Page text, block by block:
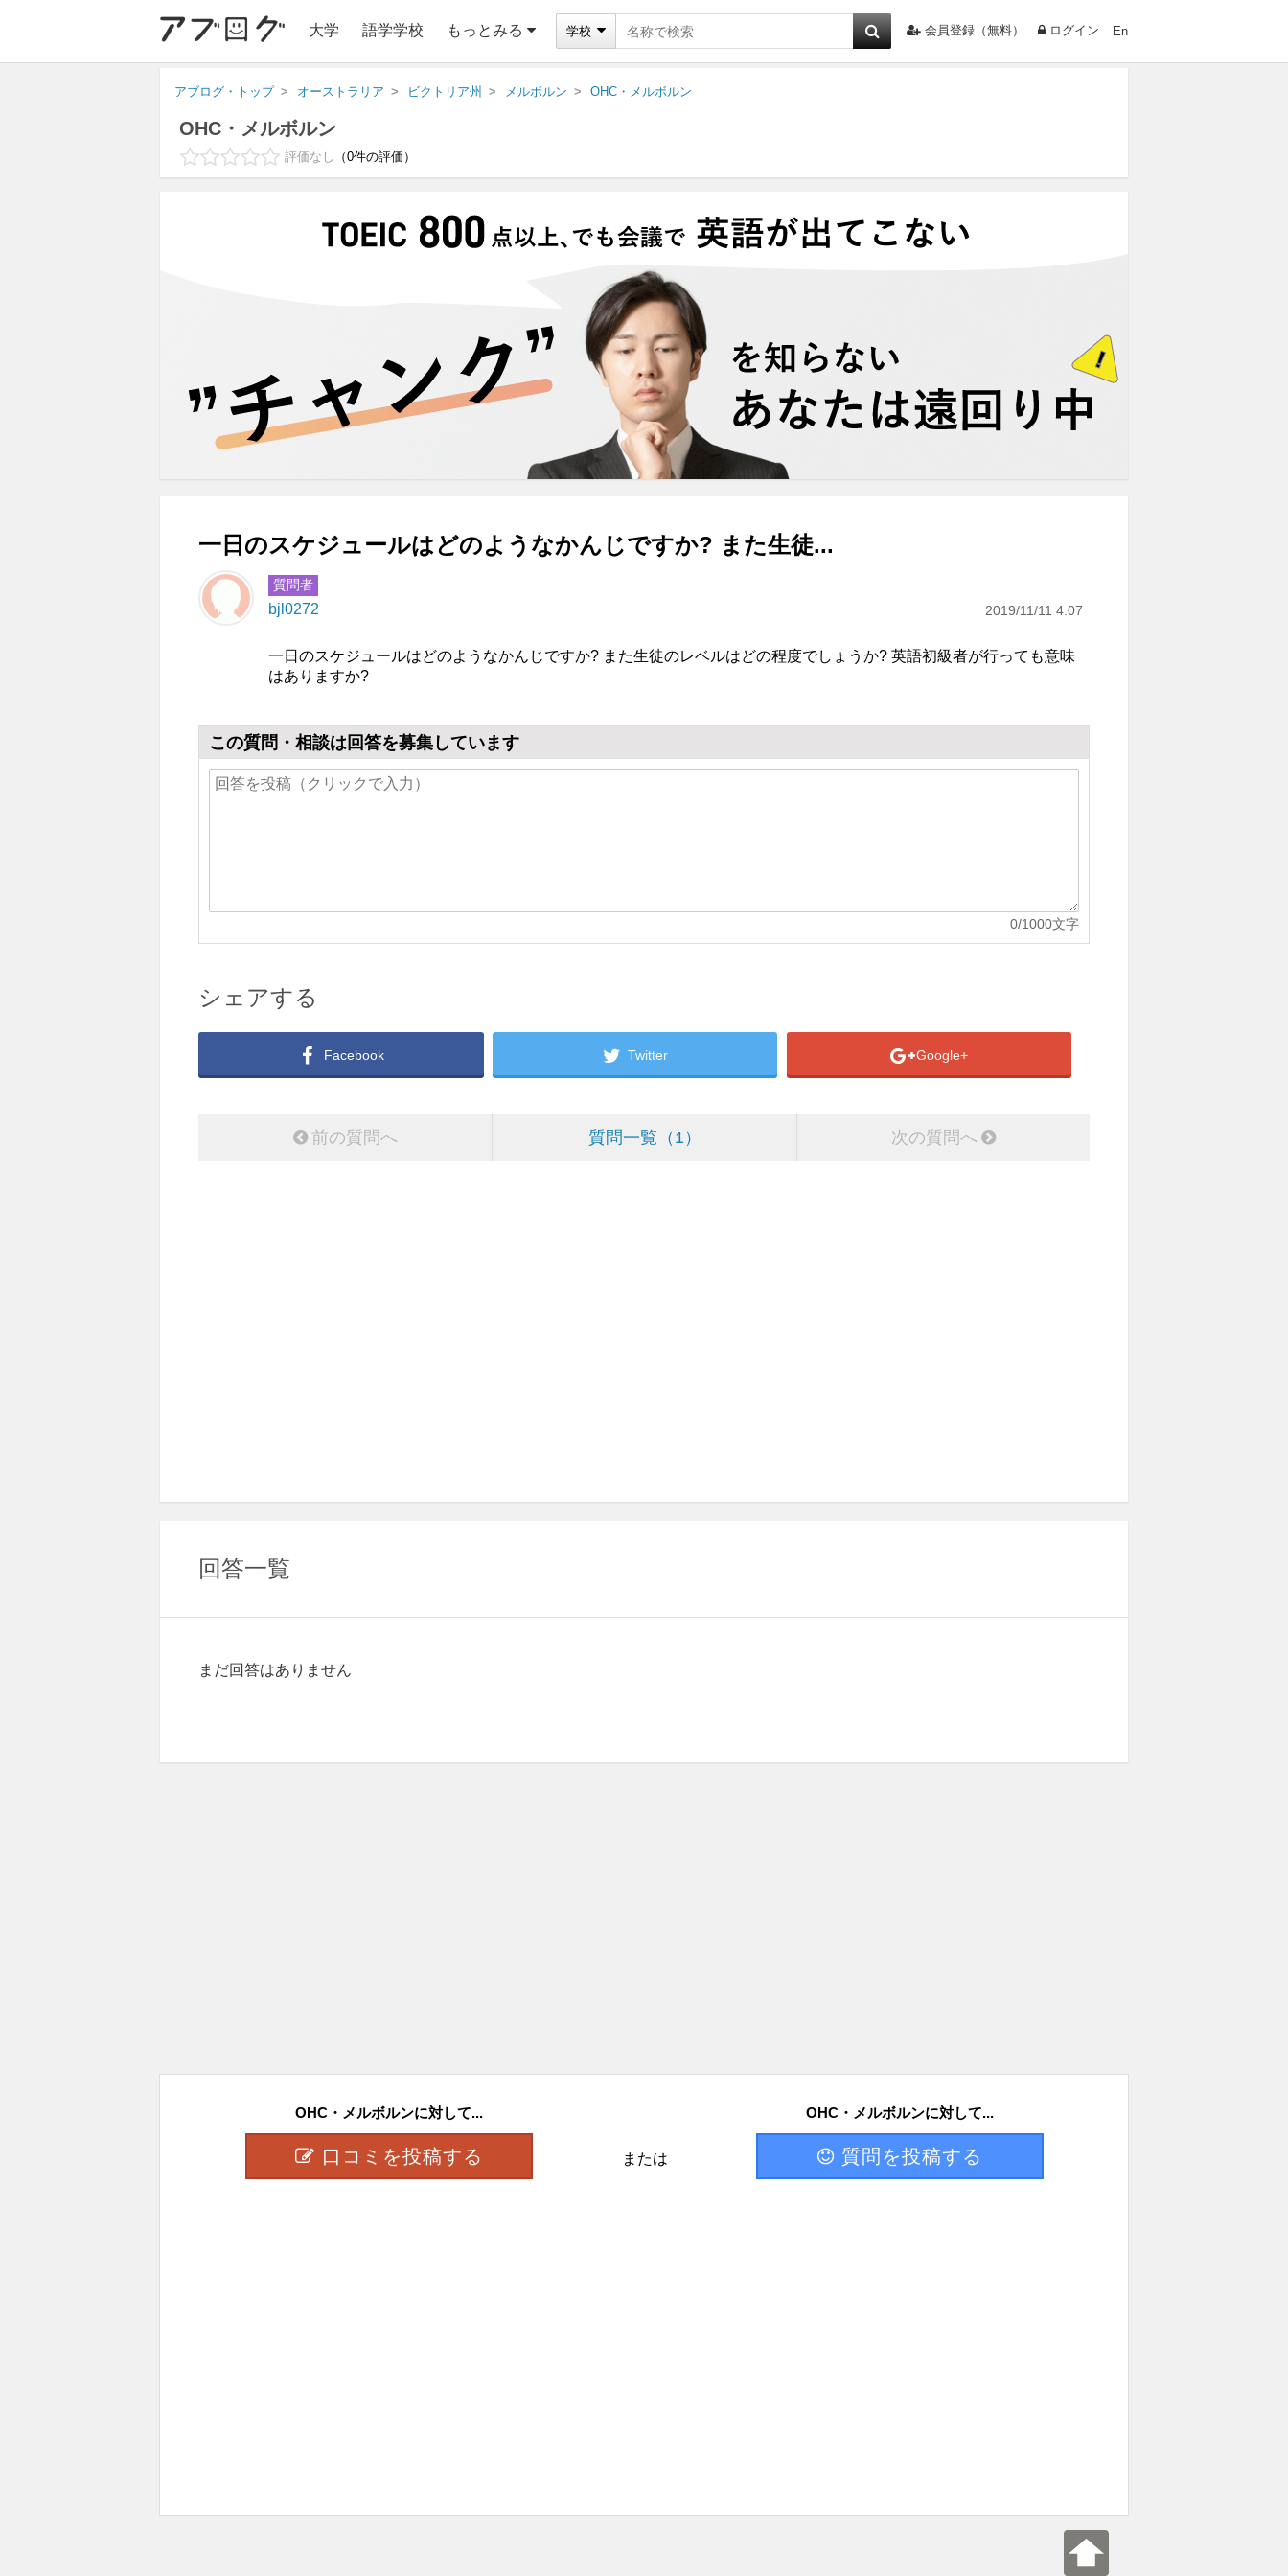
大学 語学学校 もっとみる 学校 会員登録（無料） ログイン En
アブログ・トップ オーストラリア ビクトリア州 メルボルン OHC・メルボルン
OHC・メルボルン
評価なし 0件の評価
一日のスケジュールはどのようなかんじですか? また生徒...
質問者
bjl0272 2019/11/11 4:07
一日のスケジュールはどのようなかんじですか? また生徒のレベルはどの程度でしょうか? 英語初級者が行っても意味
はありますか?
この質問・相談は回答を募集しています
0/1000文字
シェアする
Facebook Twitter Google+
前の質問へ 質問一覧 1 次の質問へ
回答一覧
まだ回答はありません
OHC・メルボルンに対して...
口コミを投稿する または
OHC・メルボルンに対して...
質問を投稿する